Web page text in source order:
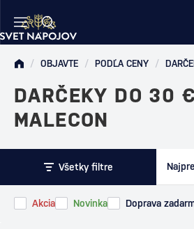
/ OBJAVTE / PODĽA CENY /
DARČEKY DO 30 €
MALECON
Všetky filtre
Akcia Novinka Doprava